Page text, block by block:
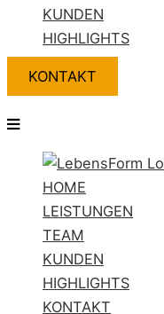
KUNDEN
HIGHLIGHTS
KONTAKT
HOME
LEISTUNGEN
TEAM
KUNDEN
HIGHLIGHTS
KONTAKT